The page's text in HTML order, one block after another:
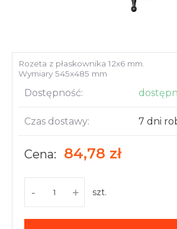
Rozeta z płaskownika 12x6 mm.
Wymiary 545x485 mm
Dostępność:
Czas dostawy: 7 dni
Cena: 84,78 zł
- + szt.